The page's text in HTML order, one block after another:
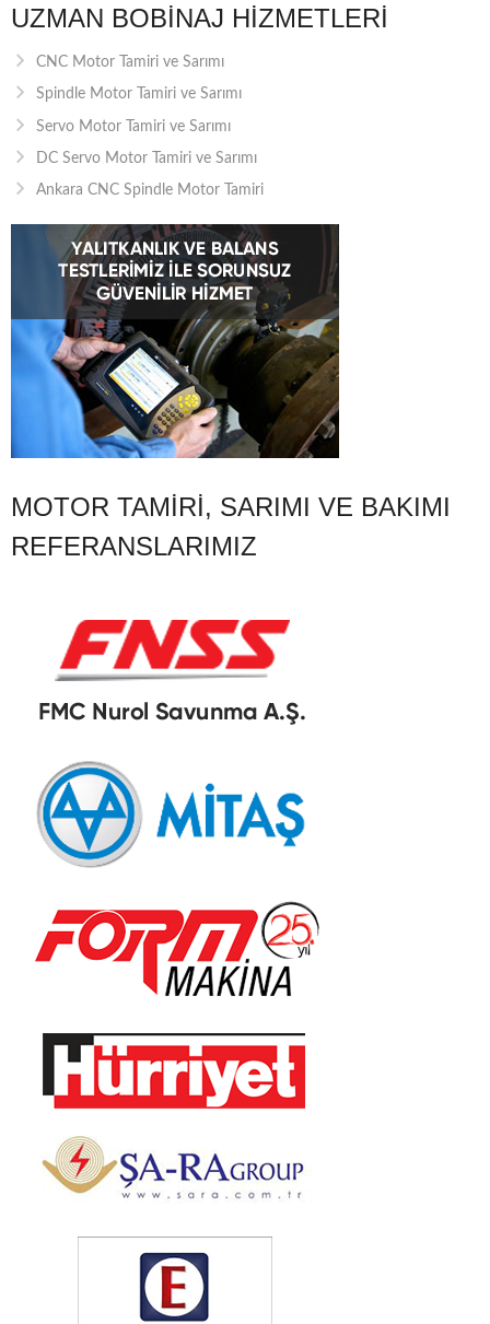
UZMAN BOBINAJ HIZMETLERI
CNC Motor Tamiri ve Sarımı
Spindle Motor Tamiri ve Sarımı
Servo Motor Tamiri ve Sarımı
DC Servo Motor Tamiri ve Sarımı
Ankara CNC Spindle Motor Tamiri
MOTOR TAMIRI, SARIMI VE BAKIMI
REFERANSLARIMIZ